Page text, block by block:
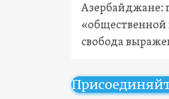
Азербайджане:
«общественной
свобода